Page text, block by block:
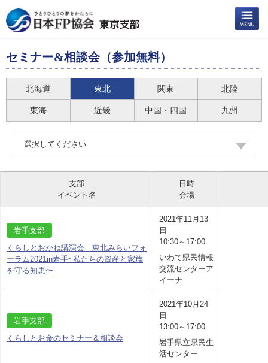
セミナー&相談会（参加無料）
北海道 東北 関東 北陸
東海 近畿 中国・四国 九州
選択してください
支部
イベント名
日時
会場
岩手支部
くらしとおかね講演会 東北みらいフォ
ーラム2021in岩手~私たちの資産と家族
を守る知恵〜
2021年11月13
日
10:30～17:00
いわて県民情報
交流センターア
イーナ
岩手支部
くらしとお金のセミナー＆相談会
2021年10月24
日
13:00～17:00
岩手県立県民生
活センター